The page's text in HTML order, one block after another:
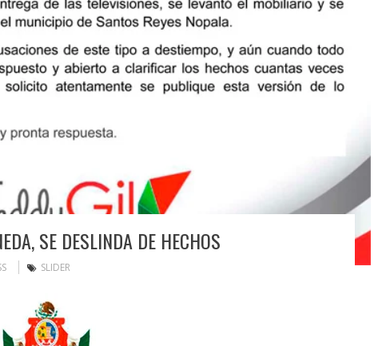
SE DESLINDA DE HECHOS
SLIDER